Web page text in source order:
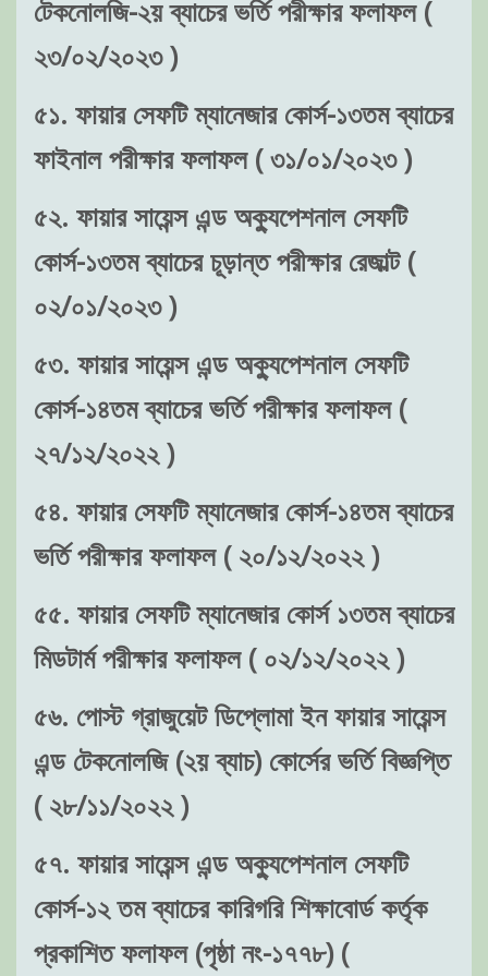
টেকনোলজি-২য় ব্যাচের ভর্তি পরীক্ষার ফলাফল (
২৩/০২/২০২৩ )
৫১. ফায়ার সেফটি ম্যানেজার কোর্স-১৩তম ব্যাচের
ফাইনাল পরীক্ষার ফলাফল ( ৩১/০১/২০২৩ )
৫২. ফায়ার সায়েন্স এন্ড অক্যুপেশনাল সেফটি
কোর্স-১৩তম ব্যাচের চূড়ান্ত পরীক্ষার রেজাল্ট (
০২/০১/২০২৩ )
৫৩. ফায়ার সায়েন্স এন্ড অক্যুপেশনাল সেফটি
কোর্স-১৪তম ব্যাচের ভর্তি পরীক্ষার ফলাফল (
২৭/১২/২০২২ )
৫৪. ফায়ার সেফটি ম্যানেজার কোর্স-১৪তম ব্যাচের
ভর্তি পরীক্ষার ফলাফল ( ২০/১২/২০২২ )
৫৫. ফায়ার সেফটি ম্যানেজার কোর্স ১৩তম ব্যাচের
মিডটার্ম পরীক্ষার ফলাফল ( ০২/১২/২০২২ )
৫৬. পোস্ট গ্রাজুয়েট ডিপ্লোমা ইন ফায়ার সায়েন্স
এন্ড টেকনোলজি (২য় ব্যাচ) কোর্সের ভর্তি বিজ্ঞপ্তি
( ২৮/১১/২০২২ )
৫৭. ফায়ার সায়েন্স এন্ড অক্যুপেশনাল সেফটি
কোর্স-১২ তম ব্যাচের কারিগরি শিক্ষাবোর্ড কর্তৃক
প্রকাশিত ফলাফল (পৃষ্ঠা নং-১৭৭৮) (